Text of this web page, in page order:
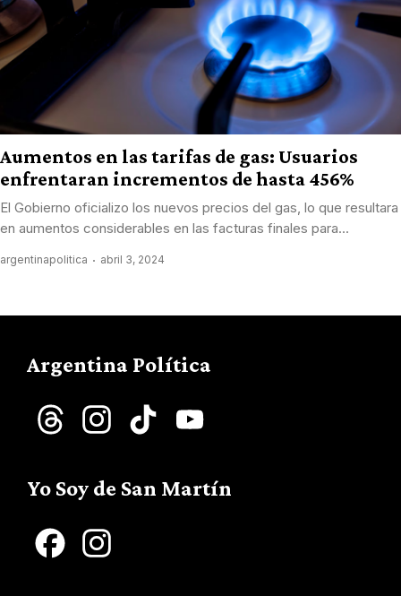
Aumentos en las tarifas de gas: Usuarios
enfrentaran incrementos de hasta 456%
El Gobierno oficializo los nuevos precios del gas, lo que resultara
en aumentos considerables en las facturas finales para...
argentinapolitica abril 3, 2024
Argentina Política
Threads InstagramTikTok
Yo Soy de San Martín
Facebook